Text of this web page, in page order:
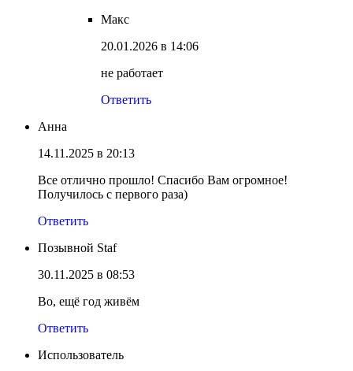
Макс
20.01.2026 в 14:06
не работает
Ответить
Анна
14.11.2025 в 20:13
Все отлично прошло! Спасибо Вам огромное!
Получилось с первого раза)
Ответить
Позывной Staf
30.11.2025 в 08:53
Во, ещё год живём
Ответить
Использователь